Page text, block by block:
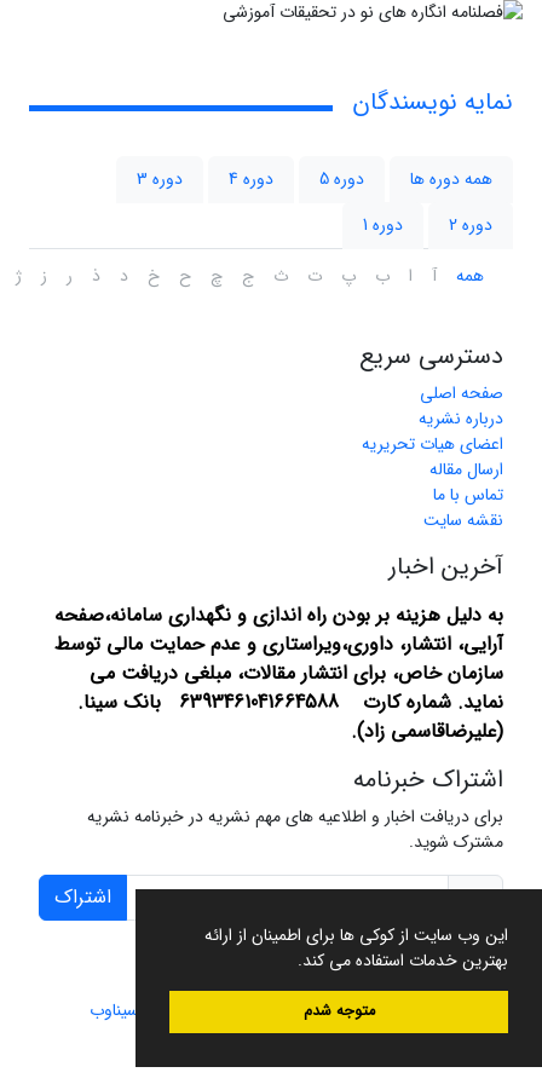
این وب سایت از کوکی ها برای اطمینان از ارائه
بهترین خدمات استفاده می کند.
متوجه شدم
نمایه نویسندگان
همه دوره ها دوره 5 دوره 4
دوره 3
دوره 2
دوره 1
همه
آ ا ب پ ت ث ج چ ح خ د ذ ر ز ژ
دسترسی سریع
صفحه اصلی
درباره نشریه
اعضای هیات تحریریه
ارسال مقاله
تماس با ما
نقشه سایت
آخرین اخبار
به دلیل هزینه بر بودن راه اندازی و نگهداری سامانه،صفحه
آرایی، انتشار، داوری،ویراستاری و عدم حمایت مالی توسط
سازمان خاص، برای انتشار مقالات، مبلغی دریافت می
نماید.
شماره کارت 6393461041664588 بانک سینا.
(علیرضاقاسمی زاد).
اشتراک خبرنامه
برای دریافت اخبار و اطلاعیه های مهم نشریه در خبرنامه نشریه
مشترک شوید.
اشتراک
سامانه مدیریت نشریات علمی. سیناوب